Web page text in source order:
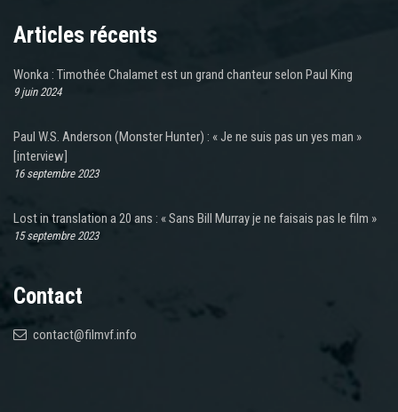
Articles récents
Wonka : Timothée Chalamet est un grand chanteur selon Paul King
9 juin 2024
Paul W.S. Anderson (Monster Hunter) : « Je ne suis pas un yes man »
[interview]
16 septembre 2023
Lost in translation a 20 ans : « Sans Bill Murray je ne faisais pas le film »
15 septembre 2023
Contact
contact@filmvf.info